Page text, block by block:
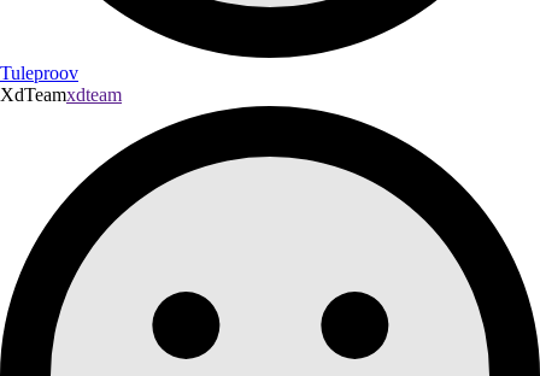
Tuleproov
XdTeamxdteam